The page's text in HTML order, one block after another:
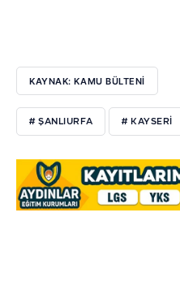
KAYNAK: KAMU BÜLTENİ
# ŞANLIURFA # KAYSERI